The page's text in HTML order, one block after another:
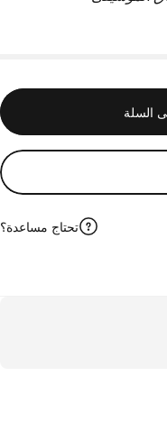
السلة
تحتاج مساعدة؟